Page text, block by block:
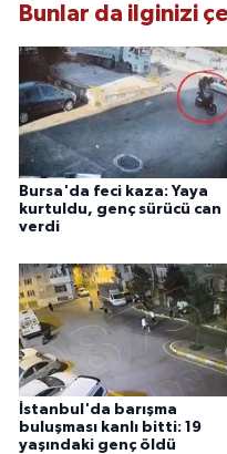
Bunlar da ilginizi
Bursa'da feci kaza: Yaya
kurtuldu, genç sürücü can
verdi
İstanbul'da barışma
buluşması kanlı bitti: 19
yaşındaki genç öldü